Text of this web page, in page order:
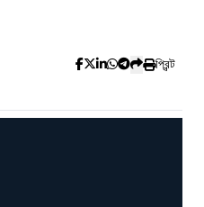
প্রিন্ট